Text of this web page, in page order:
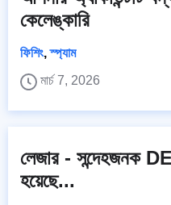
কেলেঙ্কারি
ফিশিং,স্প্যাম
মার্চ 7, 2026
লেজার - সন্দেহজনক
হয়েছে...